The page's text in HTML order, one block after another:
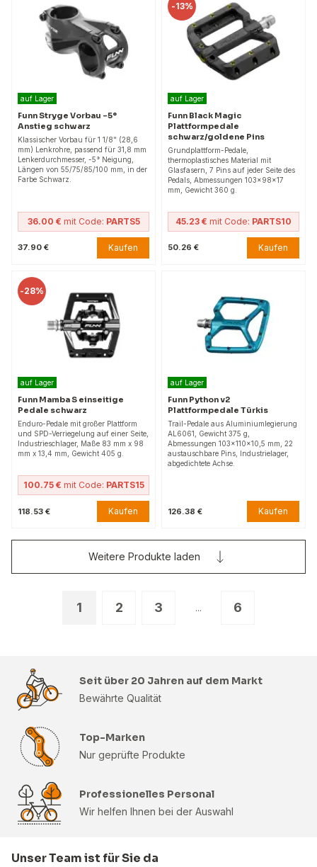
auf Lager
Funn Stryge Vorbau -5°
Anstieg schwarz
Klassischer Vorbau für 1 1/8" (28,6
mm) Lenkrohre, passend für 31,8 mm
Lenkerdurchmesser, -5° Neigung,
Längen von 55/75/85/100 mm, in der
Farbe Schwarz.
36.00 € mit Code: PARTS5
37.90 € Kaufen
-13%
auf Lager
Funn Black Magic
Plattformpedale
schwarz/goldene Pins
Grundplattform-Pedale,
thermoplastisches Material mit
Glasfasern, 7 Pins auf jeder Seite des
Pedals, Abmessungen 103x98x17
mm, Gewicht 360 g.
45.23 € mit Code: PARTS10
50.26 € Kaufen
-28%
auf Lager
Funn Mamba S einseitige
Pedale schwarz
Enduro-Pedale mit großer Plattform
und SPD-Verriegelung auf einer Seite,
Industrieschlager, Maße 83 mm x 98
mm x 13,4 mm, Gewicht 405 g.
100.75 € mit Code: PARTS15
118.53 € Kaufen
auf Lager
Funn Python v2
Plattformpedale Türkis
Trail-Pedale aus Aluminiumlegierung
AL6061, Gewicht 375 g,
Abmessungen 103x110x10,5 mm, 22
austauschbare Pins, Industrielager,
abgedichtete Achse.
126.38 € Kaufen
1 2 3 ... 6
Weitere Produkte laden
Seit über 20 Jahren auf dem Markt
Bewährte Qualität
Top-Marken
Nur geprüfte Produkte
Professionelles Personal
Wir helfen Ihnen bei der Auswahl
Unser Team ist für Sie da